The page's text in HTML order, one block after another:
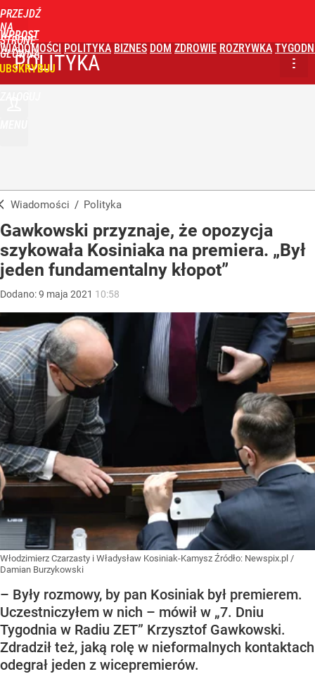
PRZEJDŹ
NA
STRONĘ
GŁÓWNĄ
WPROST
WIADOMOŚCI POLITYKA BIZNES DOM ZDROWIE ROZRYWKA
POLITYKA
Wiadomości / Polityka
Gawkowski przyznaje, że opozycja
szykowała Kosiniaka na premiera. „Był
jeden fundamentalny kłopot”
Dodano:9 maja 2021 10:58
Włodzimierz Czarzasty i Władysław Kosiniak-Kamysz Źródło: Newspix.pl /
Damian Burzykowski
– Były rozmowy, by pan Kosiniak był premierem.
Uczestniczyłem w nich – mówił w „7. Dniu
Tygodnia w Radiu ZET” Krzysztof Gawkowski.
Zdradził też, jaką rolę w nieformalnych kontaktach
odegrał jeden z wicepremierów.